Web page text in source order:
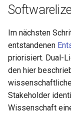
Im nächsten
entstandenen
priorisiert. Dual-
den hier
Stakeholder
Wissenschaft